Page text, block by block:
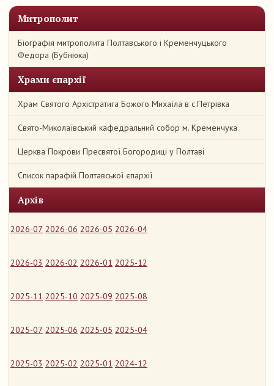
Митрополит
Біографія митрополита Полтавського і Кременчуцького
Федора (Бубнюка)
Храми єпархії
Храм Святого Архістратига Божого Михаїла в с.Петрівка
Свято-Миколаївський кафедральний собор м. Кременчука
Церква Покрови Пресвятої Богородиці у Полтаві
Список парафій Полтавської єпархії
Архів
2026-07 2026-06 2026-05 2026-04
2026-03 2026-02 2026-01 2025-12
2025-11 2025-10 2025-09 2025-08
2025-07 2025-06 2025-05 2025-04
2025-03 2025-02 2025-01 2024-12